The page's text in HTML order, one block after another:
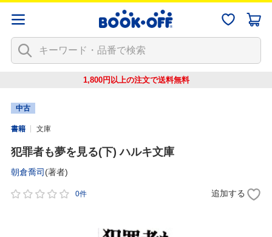
1,800円以上の注文で送料無料
中古
書籍 文庫
犯罪者も夢を見る(下) ハルキ文庫
朝倉喬司 (著者)
0件 追加する